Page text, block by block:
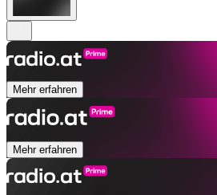
Mehr erfahren
Mehr erfahren